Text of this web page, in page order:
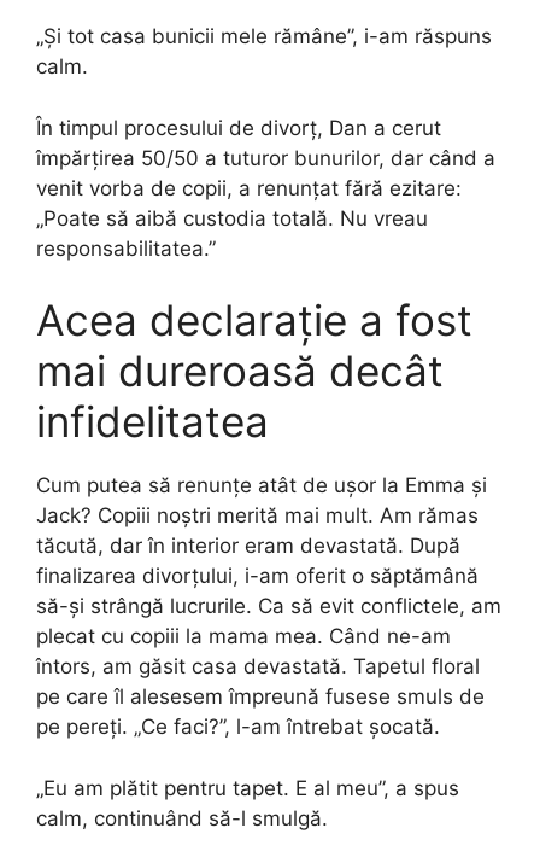
„Și tot casa bunicii mele rămâne”, i-am răspuns
calm.
În timpul procesului de divorț, Dan a cerut
împărțirea 50/50 a tuturor bunurilor, dar când a
venit vorba de copii, a renunțat fără ezitare:
„Poate să aibă custodia totală. Nu vreau
responsabilitatea.”
Acea declarație a fost
mai dureroasă decât
infidelitatea
Cum putea să renunțe atât de ușor la Emma și
Jack? Copiii noștri merită mai mult. Am rămas
tăcută, dar în interior eram devastată. După
finalizarea divorțului, i-am oferit o săptămână
să-și strângă lucrurile. Ca să evit conflictele, am
plecat cu copiii la mama mea. Când ne-am
întors, am găsit casa devastată. Tapetul floral
pe care îl alesesem împreună fusese smuls de
pe pereți. „Ce faci?”, l-am întrebat șocată.
„Eu am plătit pentru tapet. E al meu”, a spus
calm, continuând să-l smulgă.